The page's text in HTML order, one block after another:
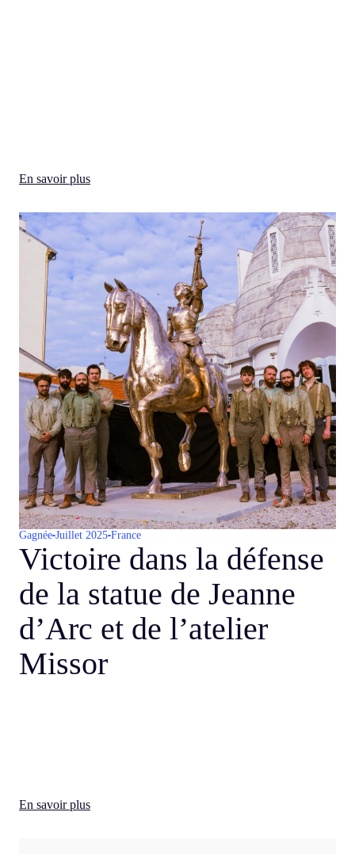
En savoir plus
Gagnée Juillet 2025 France
Victoire dans la défense
de la statue de Jeanne
d’Arc et de l’atelier
Missor
En savoir plus